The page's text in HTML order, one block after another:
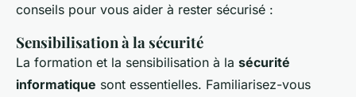
conseils pour vous aider à rester sécurisé :
Sensibilisation à la sécurité
La formation et la sensibilisation à la sécurité
informatique sont essentielles. Familiarisez-vous